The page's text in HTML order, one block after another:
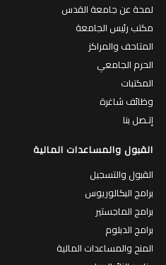
لمحة عن جامعة القدس
مكتب رئيس الجامعة
المتاحف والمراكز
الحرم الجامعي
المكتبات
وظائف شاغرة
إتـصل بنا
القبول والمساعدات المالية
القبول والتسجيل
برامج البكالوريوس
برامج الماجستير
برامج الدبلوم
المنح والمساعدات المالية